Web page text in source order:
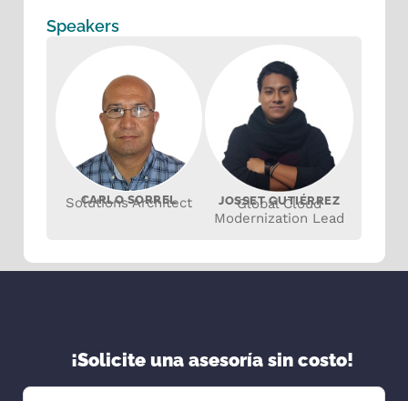
Speakers
CARLO SORREL
Solutions Architect JOSSET GUTIÉRREZ
Global Cloud
Modernization Lead
¡Solicite una asesoría sin costo!